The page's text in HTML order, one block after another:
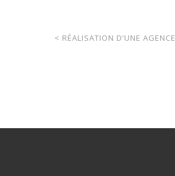
< RÉALISATION D’UNE